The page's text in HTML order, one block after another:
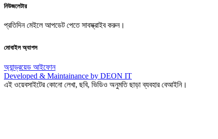
নিউজলেটার
প্রতিদিন মেইলে আপডেট পেতে সাবস্ক্রাইব করুন।
মোবাইল অ্যাপস
অ্যান্ড্রয়েড আইফোন
Developed & Maintainance by DEON IT
এই ওয়েবসাইটের কোনো লেখা, ছবি, ভিডিও অনুমতি ছাড়া ব্যবহার বেআইনি।